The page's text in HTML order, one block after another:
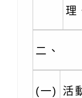
0-8
童過
講
字稿
檢
「小
約
坊」
檢送
字
轉
立蘆
有關
理
二、
(一) 活